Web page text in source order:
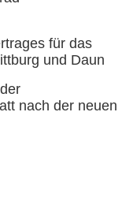
für das
und Daun
nach der neuen